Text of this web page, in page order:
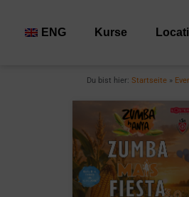
Inhalt
springen
ENG Kurse
Du bist hier: Startseite »